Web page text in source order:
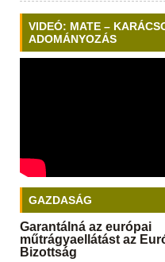
VIDEÓ: MATE –
ADOMÁNYOZÁS
GAZDASÁG
Garantálná az európai
műtrágyaellátást az
Bizottság